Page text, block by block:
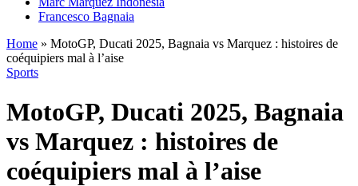
Francesco Bagnaia
Home » MotoGP, Ducati 2025, Bagnaia vs Marquez : histoires de
coéquipiers mal à l’aise
Sports
MotoGP, Ducati 2025, Bagnaia
vs Marquez : histoires de
coéquipiers mal à l’aise